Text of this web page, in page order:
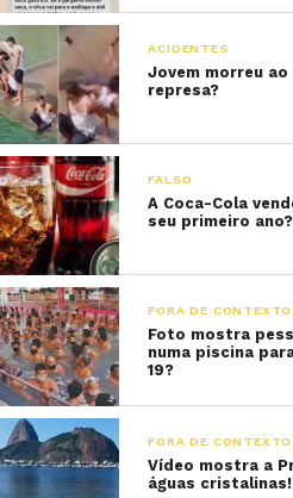
ACIDENTES
Jovem morreu
represa?
FALSO
A Coca-Cola
seu primeiro ano?
FORA DE CONTEXTO
Foto mostra
numa piscina
19?
FORA DE CONTEXTO
Vídeo mostra a
águas